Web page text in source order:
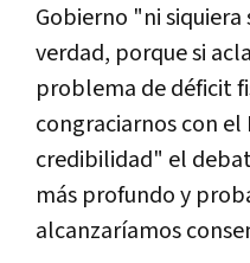
Gobierno "ni siquiera
verdad, porque si
problema de déficit
congraciarnos con el
credibilidad" el
más profundo y
alcanzaríamos